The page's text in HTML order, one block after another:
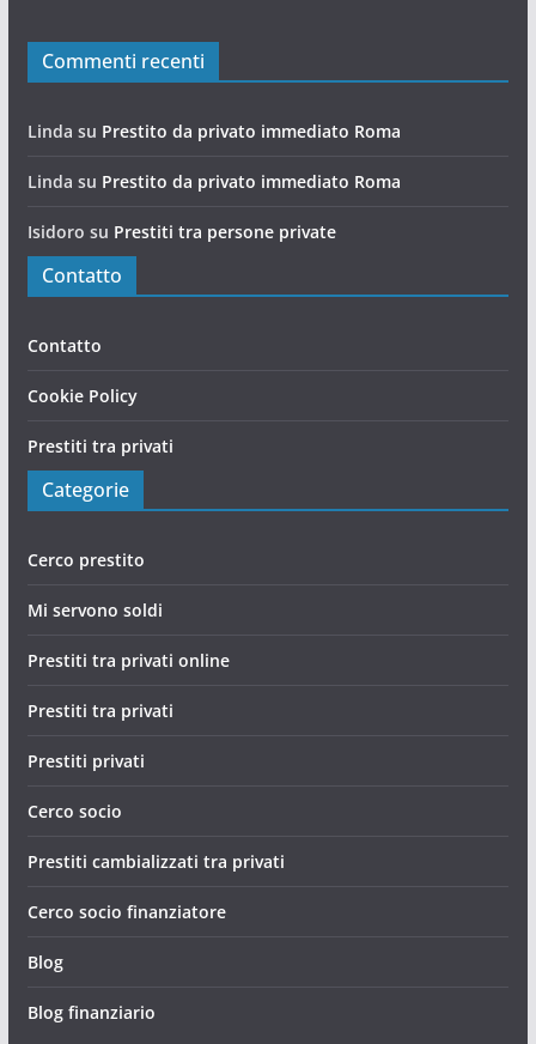
Commenti recenti
Linda su Prestito da privato immediato Roma
Linda su Prestito da privato immediato Roma
Isidoro su Prestiti tra persone private
Contatto
Contatto
Cookie Policy
Prestiti tra privati
Categorie
Cerco prestito
Mi servono soldi
Prestiti tra privati online
Prestiti tra privati
Prestiti privati
Cerco socio
Prestiti cambializzati tra privati
Cerco socio finanziatore
Blog
Blog finanziario